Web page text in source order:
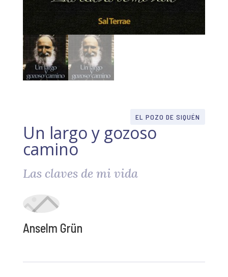
EL POZO DE SIQUÉN
Un largo y gozoso
camino
Las claves de mi vida
Anselm Grün